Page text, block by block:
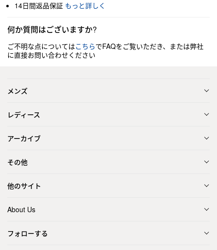
14日間返品保証 もっと詳しく
何か質問はございますか?
ご不明な点についてはこちらでFAQをご覧いただき、または弊社
に直接お問い合わせください
メンズ
レディース
アーカイブ
その他
他のサイト
About Us
フォローする